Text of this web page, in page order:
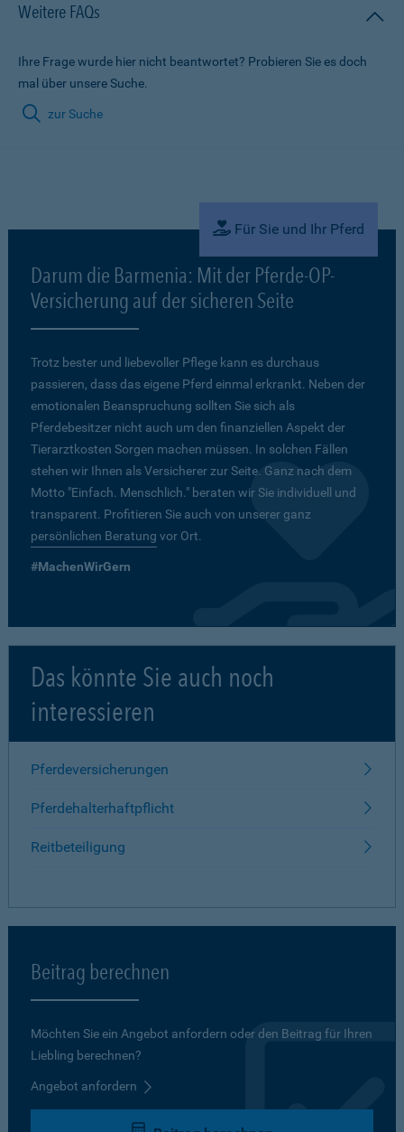
Weitere FAQs
Ihre Frage wurde hier nicht beantwortet? Probieren Sie es doch
mal über unsere Suche.
zur Suche
Für Sie und Ihr Pferd
Darum die Barmenia: Mit der Pferde-OP-
Versicherung auf der sicheren Seite
Trotz bester und liebevoller Pflege kann es durchaus
passieren, dass das eigene Pferd einmal erkrankt. Neben der
emotionalen Beanspruchung sollten Sie sich als
Pferdebesitzer nicht auch um den finanziellen Aspekt der
Tierarztkosten Sorgen machen müssen. In solchen Fällen
stehen wir Ihnen als Versicherer zur Seite. Ganz nach dem
Motto "Einfach. Menschlich." beraten wir Sie individuell und
transparent. Profitieren Sie auch von unserer ganz
persönlichen Beratung vor Ort.
#MachenWirGern
Das könnte Sie auch noch
interessieren
Pferdeversicherungen
Pferdehalterhaftpflicht
Reitbeteiligung
Beitrag berechnen
Möchten Sie ein Angebot anfordern oder den Beitrag für Ihren
Liebling berechnen?
Angebot anfordern